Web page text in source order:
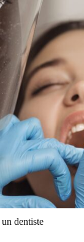
dentiste